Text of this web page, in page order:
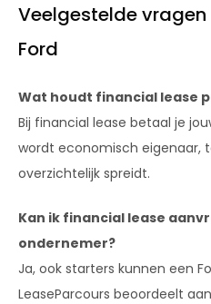
Veelgestelde
Ford
Wat houdt financial lease
Bij financial lease betaal je
wordt economisch eigenaar,
overzichtelijk spreidt.
Kan ik financial lease
ondernemer?
Ja, ook starters kunnen een
LeaseParcours beoordeelt